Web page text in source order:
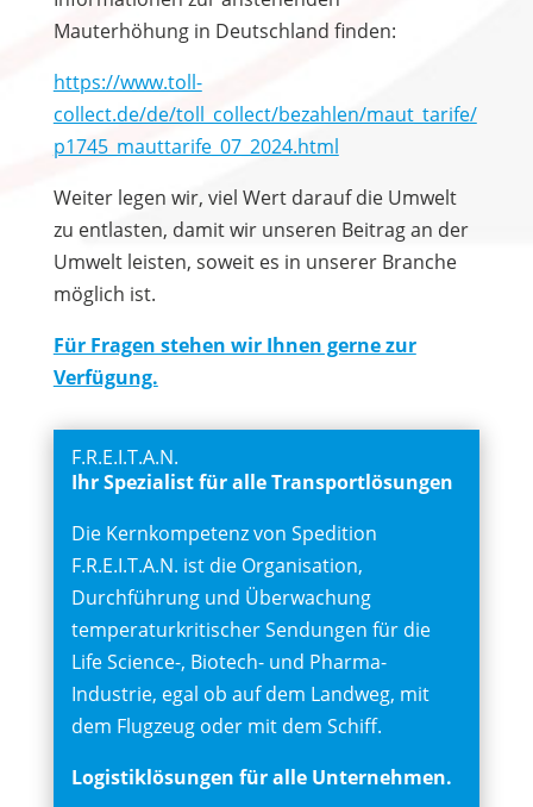
Mauterhöhung in Deutschland finden:
https://www.toll-
collect.de/de/toll_collect/bezahlen/maut_tarife/
p1745_mauttarife_07_2024.html
Weiter legen wir, viel Wert darauf die Umwelt
zu entlasten, damit wir unseren Beitrag an der
Umwelt leisten, soweit es in unserer Branche
möglich ist.
Für Fragen stehen wir Ihnen gerne zur
Verfügung.
F.R.E.I.T.A.N.
Ihr Spezialist für alle Transportlösungen
Die Kernkompetenz von Spedition
F.R.E.I.T.A.N. ist die Organisation,
Durchführung und Überwachung
temperaturkritischer Sendungen für die
Life Science-, Biotech- und Pharma-
Industrie, egal ob auf dem Landweg, mit
dem Flugzeug oder mit dem Schiff.
Logistiklösungen für alle Unternehmen.